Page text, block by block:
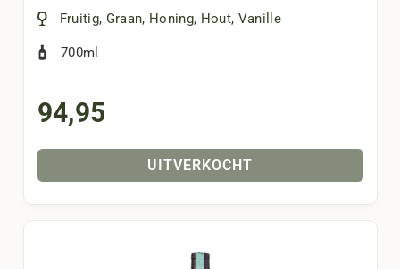
Fruitig, Graan, Honing, Hout, Vanille
700ml
94,95
UITVERKOCHT